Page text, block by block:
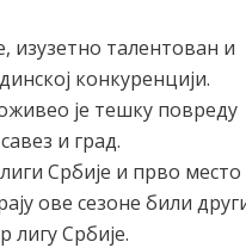
изузетно талентован и
конкуренцији.
је тешку повреду
и град.
Србије и прво место
ове сезоне били
лигу Србије.